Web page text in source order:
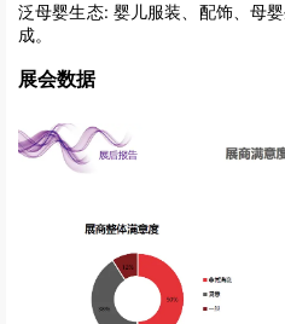
泛母婴生态: 婴儿服装、配饰、母
成。
展会数据